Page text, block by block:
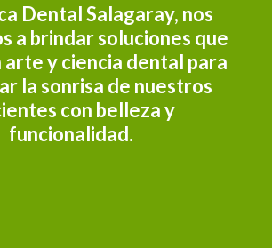
Dental Salagaray, nos
a brindar soluciones que
arte y ciencia dental para
la sonrisa de nuestros
con belleza y
funcionalidad.